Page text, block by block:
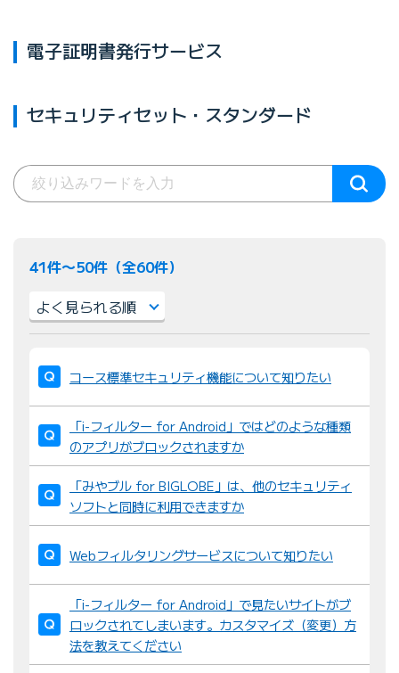
電子証明書発行サービス
セキュリティセット・スタンダード
41件〜50件（全60件）
び
替
え
：
コース標準セキュリティ機能について知りたい
「i-フィルター for Android」ではどのような種類
のアプリがブロックされますか
「みやブル for BIGLOBE」は、他のセキュリティ
ソフトと同時に利用できますか
Webフィルタリングサービスについて知りたい
「i-フィルター for Android」で見たいサイトがブ
ロックされてしまいます。カスタマイズ（変更）方
法を教えてください